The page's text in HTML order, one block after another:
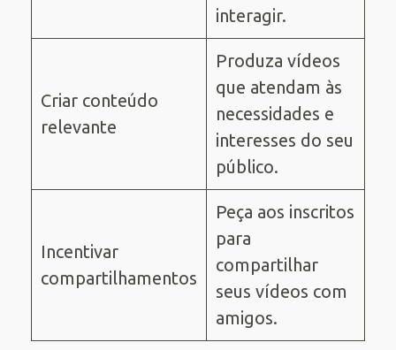
interagir.
Criar conteúdo
relevante
Produza vídeos
que atendam às
necessidades e
interesses do seu
público.
Incentivar
compartilhamentos
Peça aos inscritos
para
compartilhar
seus vídeos com
amigos.